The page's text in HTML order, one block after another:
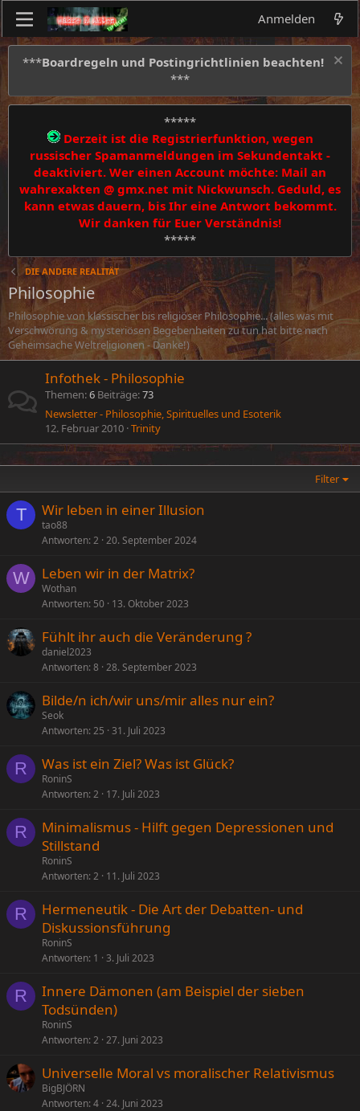
Anmelden
***Boardregeln und Postingrichtlinien beachten!
***
*****
Derzeit ist die Registrierfunktion, wegen
russischer Spamanmeldungen im Sekundentakt -
deaktiviert. Wer einen Account möchte: Mail an
wahrexakten @ gmx.net mit Nickwunsch. Geduld, es
kann etwas dauern, bis Ihr eine Antwort bekommt.
Wir danken für Euer Verständnis!
*****
DIE ANDERE REALITÄT
Philosophie
Philosophie von klassischer bis religiöser Philosophie... (alles was mit
Verschwörung & mysteriösen Begebenheiten zu tun hat bitte nach
Geheimsache Weltreligionen - Danke!)
Infothek - Philosophie
Themen 6 Beiträge 73
Newsletter - Philosophie, Spirituelles und Esoterik
12. Februar 2010 Trinity
Filter
T Wir leben in einer Illusion
tao88
Antworten 2 20. September 2024
W Leben wir in der Matrix?
Wothan
Antworten 50 13. Oktober 2023
Fühlt ihr auch die Veränderung ?
daniel2023
Antworten 8 28. September 2023
Bilde/n ich/wir uns/mir alles nur ein?
Seok
Antworten 25 31. Juli 2023
R Was ist ein Ziel? Was ist Glück?
RoninS
Antworten 2 17. Juli 2023
R
Minimalismus - Hilft gegen Depressionen und
Stillstand
RoninS
Antworten 2 11. Juli 2023
R
Hermeneutik - Die Art der Debatten- und
Diskussionsführung
RoninS
Antworten 1 3. Juli 2023
R
Innere Dämonen (am Beispiel der sieben
Todsünden)
RoninS
Antworten 2 27. Juni 2023
Universelle Moral vs moralischer Relativismus
BigBJÖRN
Antworten 4 24. Juni 2023